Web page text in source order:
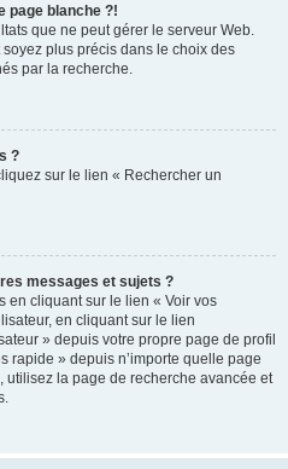
page blanche ?!
que ne peut gérer le serveur Web.
plus précis dans le choix des
par la recherche.
?
sur le lien « Rechercher un
messages et sujets ?
en cliquant sur le lien « Voir vos
en cliquant sur le lien
» depuis votre propre page de profil
rapide » depuis n’importe quelle page
utilisez la page de recherche avancée et